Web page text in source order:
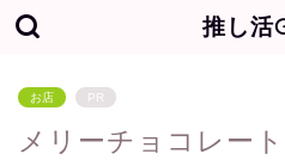
推し活
お店 PR
メリーチョコレー